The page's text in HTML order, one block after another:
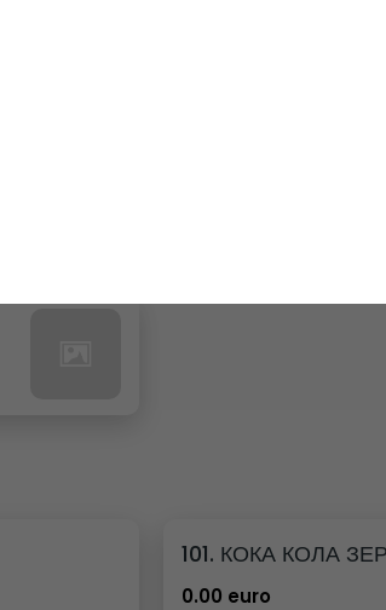
0.00 euro